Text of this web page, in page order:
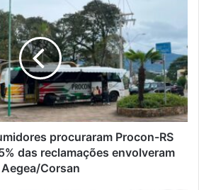
procuraram Procon-RS
das reclamações envolveram
Aegea/Corsan